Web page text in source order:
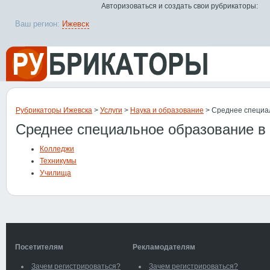
Рубрикаторы Ижевска > Услуги > Наука и образование > Среднее
Среднее специальное образование
Колледжи
Техникумы
Училища
Посетителям
Зачем регистрироваться?
Рекламодателям
Зачем регистрироваться?
Ваш регион: Ижевск
Авторизоваться и создать свои рубрикаторы: